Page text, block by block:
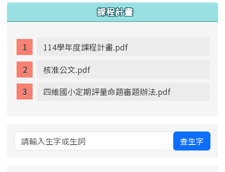
課程計畫
114學年度課程計畫.pdf
核准公文.pdf
四維國小定期評量命題審題辦法.pdf
查生字